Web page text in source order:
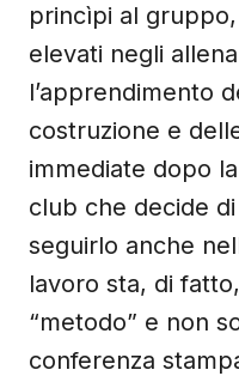
princìpi al
elevati negli
l’apprendimento
costruzione e
immediate dopo
club che decide
seguirlo anche
lavoro sta, di
“metodo” e non
conferenza